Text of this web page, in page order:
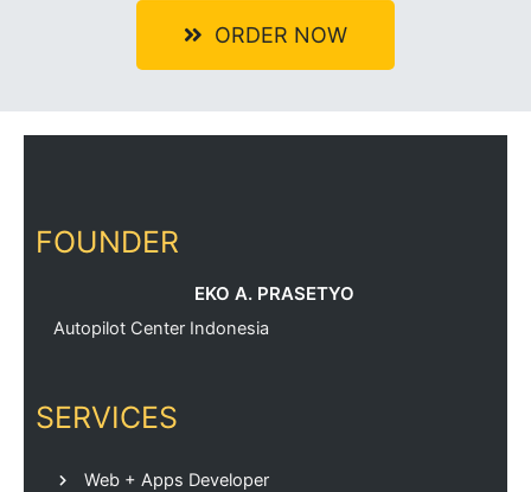
ORDER NOW
FOUNDER
EKO A. PRASETYO
Autopilot Center Indonesia
SERVICES
Web + Apps Developer